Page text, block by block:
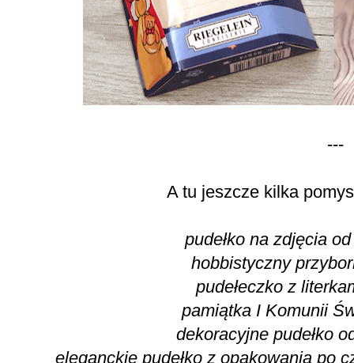
---
A tu jeszcze kilka
pudełko na zdjęcia
hobbistyczny
pudełeczko z
pamiątka I Komunii
dekoracyjne pudełko
eleganckie pudełko z opakowania po